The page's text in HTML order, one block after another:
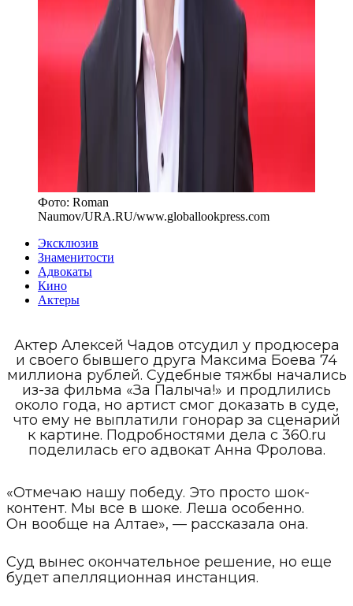
Фото: Roman
Naumov/URA.RU/www.globallookpress.com
Эксклюзив
Знаменитости
Адвокаты
Кино
Актеры
Актер Алексей Чадов отсудил у продюсера
и своего бывшего друга Максима Боева 74
миллиона рублей. Судебные тяжбы начались
из-за фильма «За Палыча!» и продлились
около года, но артист смог доказать в суде,
что ему не выплатили гонорар за сценарий
к картине. Подробностями дела с 360.ru
поделилась его адвокат Анна Фролова.
«Отмечаю нашу победу. Это просто шок-
контент. Мы все в шоке. Леша особенно.
Он вообще на Алтае», — рассказала она.
Суд вынес окончательное решение, но еще
будет апелляционная инстанция.